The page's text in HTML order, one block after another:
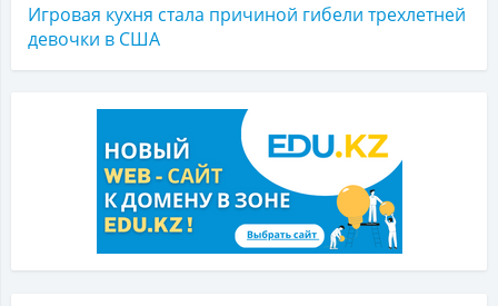
Игровая кухня стала причиной гибели трехлетней
девочки в США